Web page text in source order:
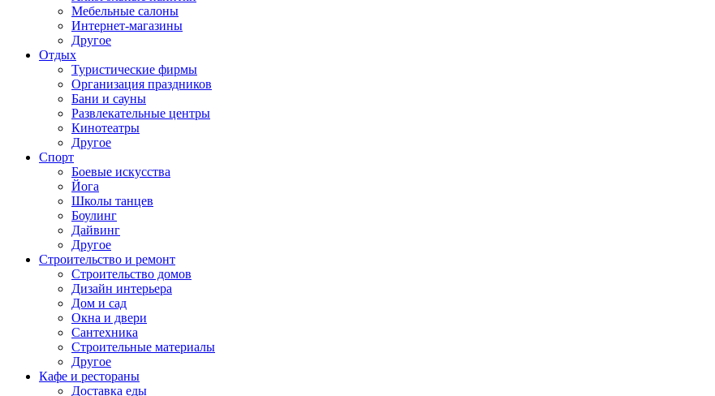
Мебельные салоны
Интернет-магазины
Другое
Отдых
Туристические фирмы
Организация праздников
Бани и сауны
Развлекательные центры
Кинотеатры
Другое
Спорт
Боевые искусства
Йога
Школы танцев
Боулинг
Дайвинг
Другое
Строительство и ремонт
Строительство домов
Дизайн интерьера
Дом и сад
Окна и двери
Сантехника
Строительные материалы
Другое
Кафе и рестораны
Доставка еды